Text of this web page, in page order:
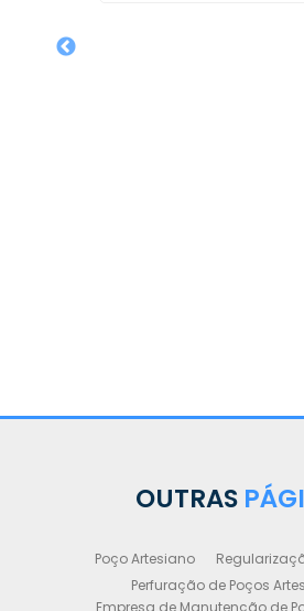
OUTRAS
Poço Artesiano
Perfuração de Poços
Empresa de Manutenção de